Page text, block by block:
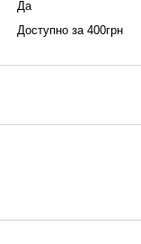
Да
Доступно за 400грн